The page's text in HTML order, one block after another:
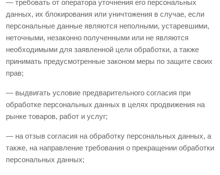
— требовать от оператора уточнения его персональных
данных, их блокирования или уничтожения в случае, если
персональные данные являются неполными, устаревшими,
неточными, незаконно полученными или не являются
необходимыми для заявленной цели обработки, а также
принимать предусмотренные законом меры по защите своих
прав;
— выдвигать условие предварительного согласия при
обработке персональных данных в целях продвижения на
рынке товаров, работ и услуг;
— на отзыв согласия на обработку персональных данных, а
также, на направление требования о прекращении обработки
персональных данных;